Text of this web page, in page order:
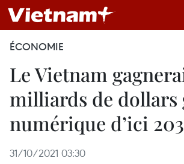
ÉCONOMIE
Le Vietnam
milliards de dollars
numérique d’ici
31/10/2021 03:30